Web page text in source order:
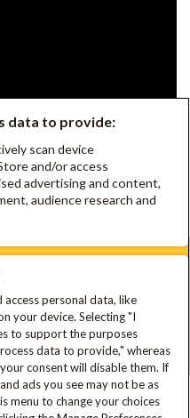
Policy
FAQ
data to provide:
scan device
and/or access
advertising and content,
audience research and
personal data, like
your device. Selecting "I
to support the purposes
data to provide," whereas
consent will disable them. If
ads you see may not be as
menu to change your choices